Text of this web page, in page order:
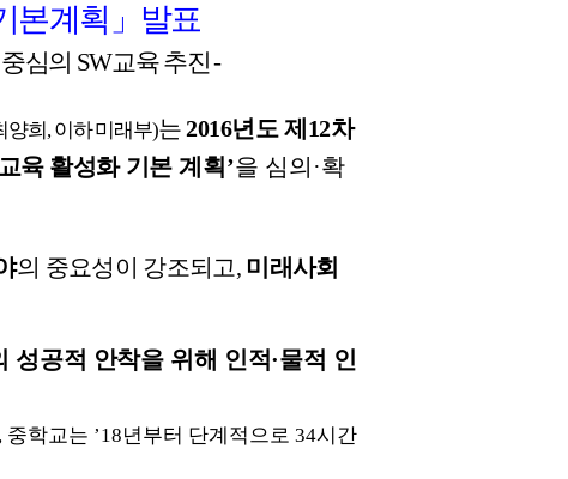
본계획 」 발표
중심의 SW교육추진-
양희,이하미래부)는 2016년도 제 12차
교육 활성화 기본 계획 ’을 심의 ·확
의 중요성이 강조되고, 미래사회
성공적 안착을 위해 인적·물적 인
중학교는 ’18년부터 단계적으로 34시간